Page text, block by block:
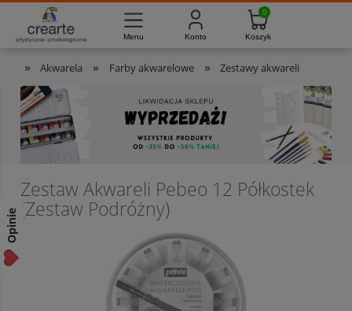
» Akwarela » Farby akwarelowe » Zestawy akwareli
Zestaw Akwareli Pebeo 12 Półkostek
(Zestaw Podróżny)
Masz pytania? 733-012-789 Pon. - Pt. 8:00 - 16:00
Opinie